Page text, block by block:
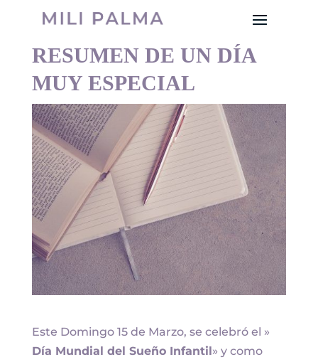
RESUMEN DE UN DÍA
MUY ESPECIAL
Este Domingo 15 de Marzo, se celebró el »
Día Mundial del Sueño Infantil» y como